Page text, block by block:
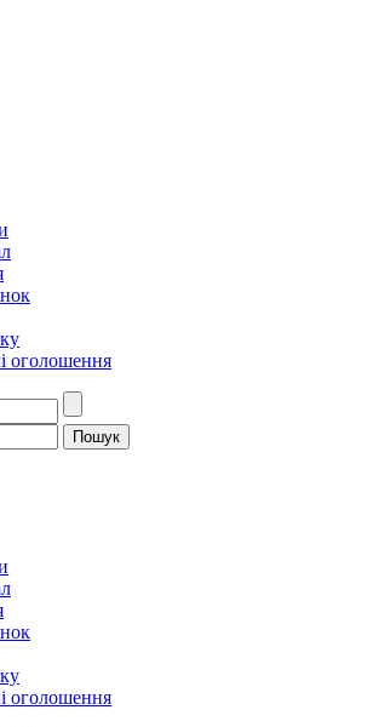
оголошення
оголошення